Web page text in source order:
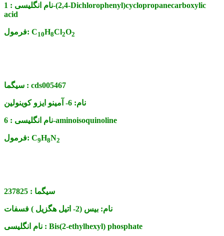
نام انگلیسی : 1-(2,4-Dichlorophenyl)cyclopropanecarboxylic
acid
فرمول: C10H8Cl2O2
سیگما : cds005467
نام: 6- آمینو ایزو کوینولین
نام انگلیسی :6-aminoisoquinoline
فرمول: C9H8N2
سیگما : 237825
نام: بیس (2- اتیل هگزیل ) فسفات
نام انگلیسی : Bis(2-ethylhexyl) phosphate